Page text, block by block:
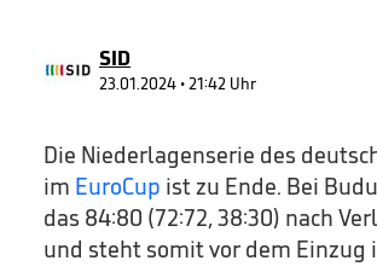
SID
23.01.2024 • 21:42 Uhr
Die Niederlagenserie des
im EuroCup ist zu Ende. Bei
das 84:80 (72:72, 38:30) nach
und steht somit vor dem Einzug